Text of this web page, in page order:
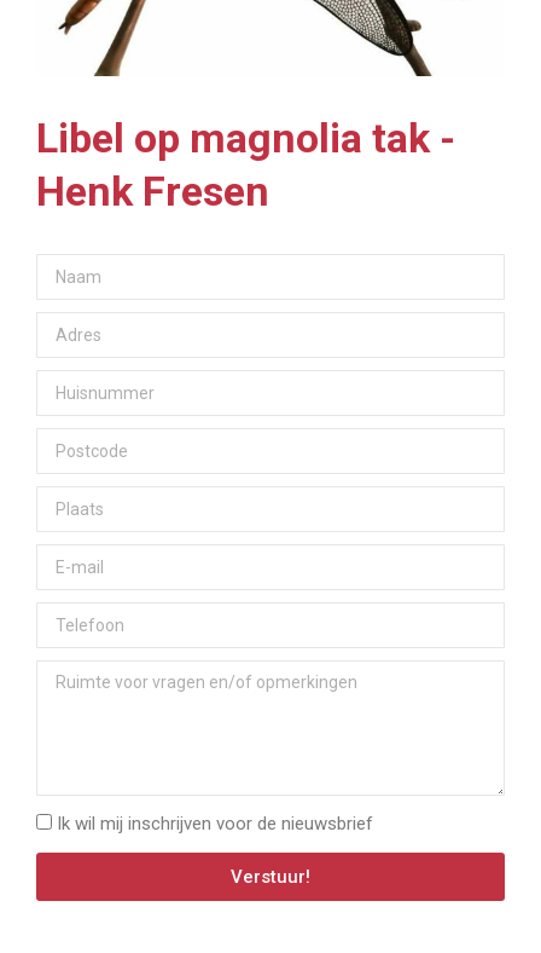
Libel op magnolia tak -
Henk Fresen
Ik wil mij inschrijven voor de nieuwsbrief
Verstuur!